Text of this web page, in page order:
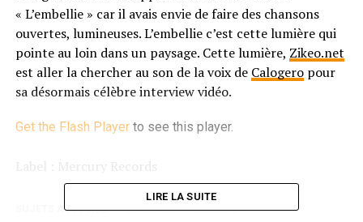
« L’embellie » car il avais envie de faire des chansons
ouvertes, lumineuses. L’embellie c’est cette lumière qui
pointe au loin dans un paysage. Cette lumière, Zikeo.net
est aller la chercher au son de la voix de Calogeropour
sa désormais célèbre interview vidéo.
Get the Flash Playerto see this player.
Label : Mercury Records
SUJETS ASSOCIÉS: CALOGERO INTERVIEW
LIRE LA SUITE